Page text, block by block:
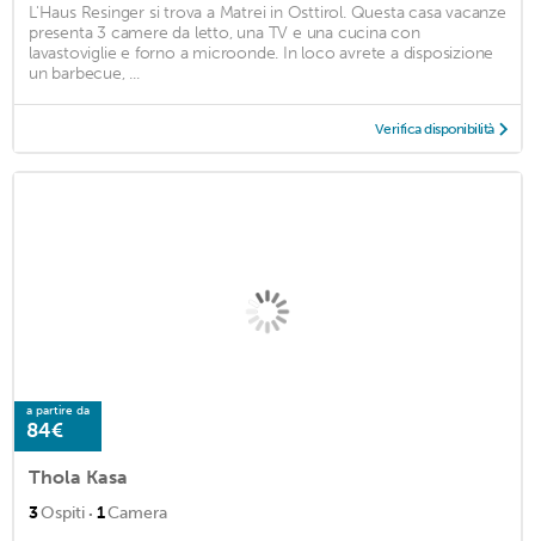
L'Haus Resinger si trova a Matrei in Osttirol. Questa casa vacanze
presenta 3 camere da letto, una TV e una cucina con
lavastoviglie e forno a microonde. In loco avrete a disposizione
un barbecue, ...
Verifica disponibilità
a partire da
84€
Thola Kasa
3Ospiti · 1Camera